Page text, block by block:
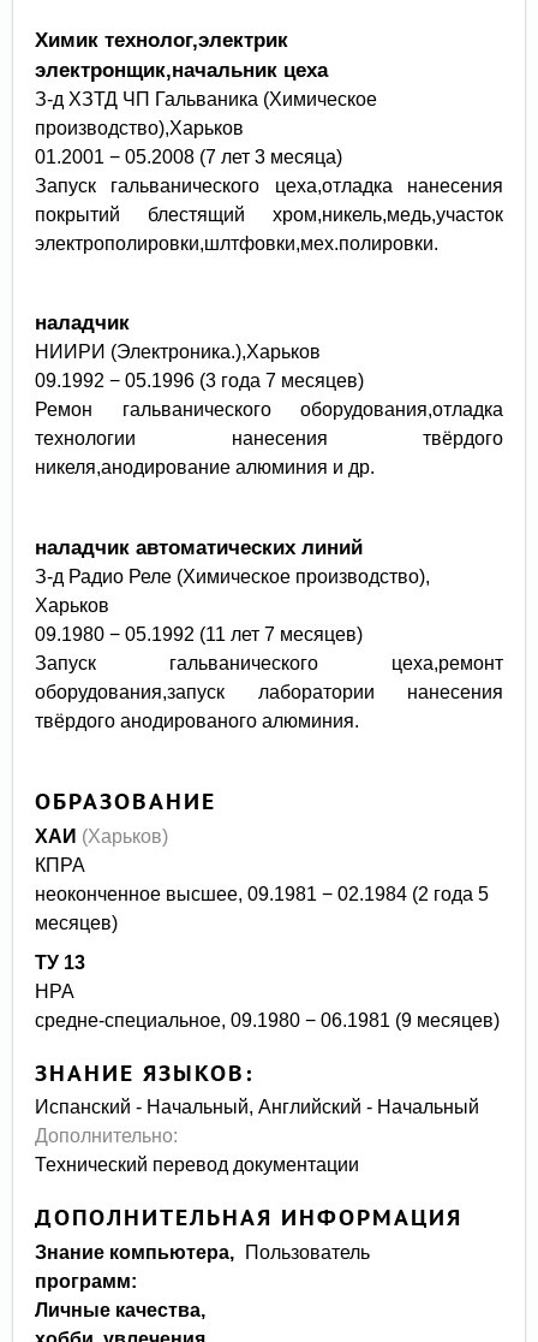
Химик технолог,электрик
электронщик,начальник цеха
З-д ХЗТД ЧП Гальваника (Химическое
производство),
харьков
01.2001 − 05.2008 (7 лет 3 месяца)
Запуск гальванического цеха,отладка нанесения
покрытий блестящий хром,никель,медь,участок
электрополировки,шлтфовки,мех.полировки.
наладчик
НИИРИ (Электроника.),
харьков
09.1992 − 05.1996 (3 года 7 месяцев)
Ремон гальванического оборудования,отладка
технологии нанесения твёрдого
никеля,анодирование алюминия и др.
наладчик автоматических линий
З-д Радио Реле (Химическое производство),
Харьков
09.1980 − 05.1992 (11 лет 7 месяцев)
Запуск гальванического цеха,ремонт
оборудования,запуск лаборатории нанесения
твёрдого анодированого алюминия.
ОБРАЗОВАНИЕ
ХАИ (Харьков)
КПРА
неоконченное высшее, 09.1981 − 02.1984 (2 года 5
месяцев)
ТУ 13
НРА
средне-специальное, 09.1980 − 06.1981 (9 месяцев)
ЗНАНИЕ ЯЗЫКОВ:
Испанский - Начальный, Английский - Начальный
Дополнительно:
Технический перевод документации
ДОПОЛНИТЕЛЬНАЯ ИНФОРМАЦИЯ
Знание компьютера,
программ:
Пользователь
Личные качества,